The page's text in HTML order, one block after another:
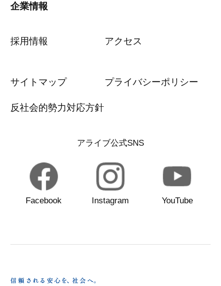
企業情報
採用情報 アクセス
サイトマップ プライバシーポリシー
反社会的勢力対応方針
アライブ公式SNS
Facebook Instagram YouTube